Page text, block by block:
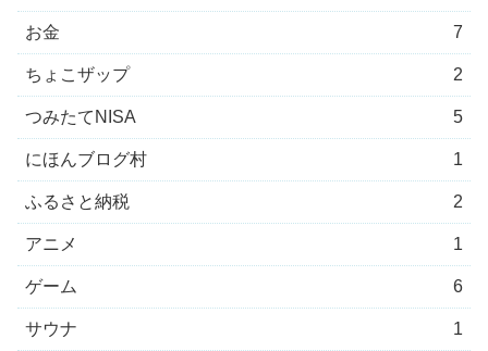
お金 7
ちょこザップ 2
つみたてNISA 5
にほんブログ村 1
ふるさと納税 2
アニメ 1
ゲーム 6
サウナ 1